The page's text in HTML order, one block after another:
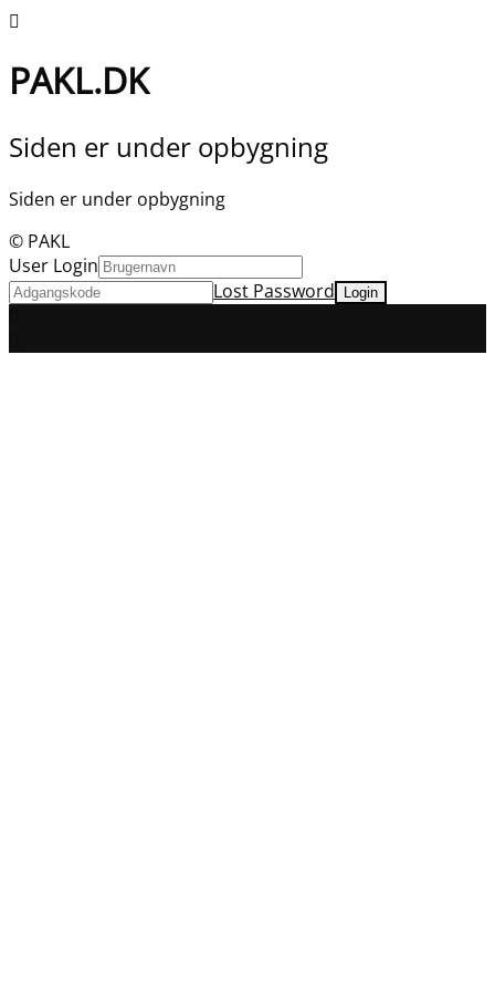
PAKL.DK
Siden er under opbygning
Siden er under opbygning
© PAKL
User Login
Lost Password